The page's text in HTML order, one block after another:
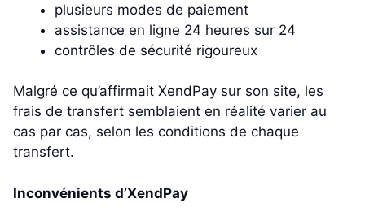
plusieurs modes de paiement
assistance en ligne 24 heures sur 24
contrôles de sécurité rigoureux
Malgré ce qu’affirmait XendPay sur son site, les
frais de transfert semblaient en réalité varier au
cas par cas, selon les conditions de chaque
transfert.
Inconvénients d’XendPay